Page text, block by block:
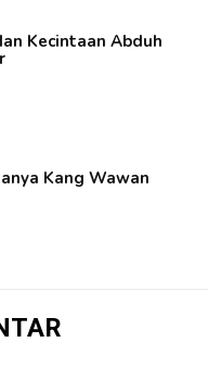
Kecintaan Abduh
Kang Wawan